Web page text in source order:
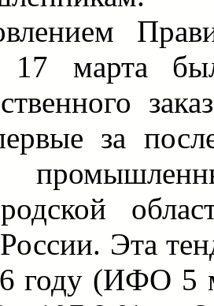
марта
за
Эта
году (ИФО 5